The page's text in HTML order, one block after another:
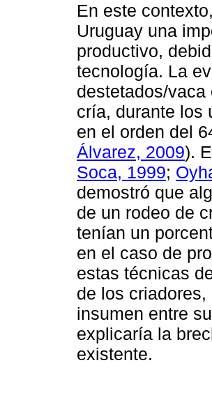
En este
Uruguay una
productivo,
tecnología. La
destetados/
cría, durante los
en el orden del
Álvarez, 2009).
Soca, 1999;
demostró que
de un rodeo de
tenían un
en el caso de
estas técnicas
de los
insumen entre
explicaría la
existente.